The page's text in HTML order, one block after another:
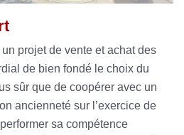
projet de vente et achat des
de bien fondé le choix du
sûr que de coopérer avec un
ancienneté sur l’exercice de
sa compétence